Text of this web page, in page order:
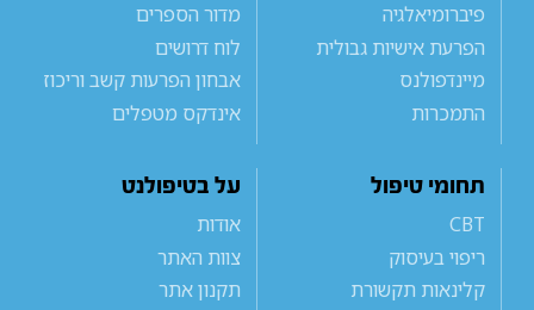
פיברומיאלגיה
הפרעת אישיות גבולית
מיינדפולנס
התמכרות
מדור הספרים
לוח דרושים
אבחון הפרעות קשב וריכוז
אינדקס מטפלים
תחומי טיפול
CBT
ריפוי בעיסוק
קלינאות תקשורת
על בטיפולנט
אודות
צוות האתר
תקנון אתר